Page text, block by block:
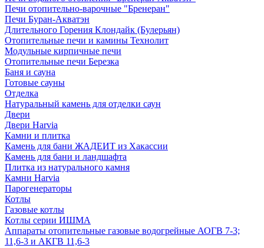
Печи отопительно-варочные "Бренеран"
Печи Буран-Акватэн
Длительного Горения Клондайк (Булерьян)
Отопительные печи и камины Технолит
Модульные кирпичные печи
Отопительные печи Березка
Баня и сауна
Готовые сауны
Отделка
Натуральный камень для отделки саун
Двери
Двери Harvia
Камни и плитка
Камень для бани ЖАДЕИТ из Хакассии
Камень для бани и ландшафта
Плитка из натурального камня
Камни Harvia
Парогенераторы
Котлы
Газовые котлы
Котлы серии ИШМА
Аппараты отопительные газовые водогрейные АОГВ 7-3;
11,6-3 и АКГВ 11,6-3